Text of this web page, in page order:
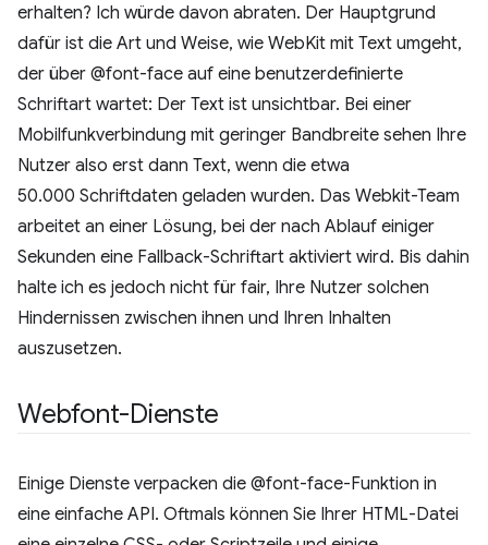
erhalten? Ich würde davon abraten. Der Hauptgrund
dafür ist die Art und Weise, wie WebKit mit Text umgeht,
der über @font-face auf eine benutzerdefinierte
Schriftart wartet: Der Text ist unsichtbar. Bei einer
Mobilfunkverbindung mit geringer Bandbreite sehen Ihre
Nutzer also erst dann Text, wenn die etwa
50.000 Schriftdaten geladen wurden. Das Webkit-Team
arbeitet an einer Lösung, bei der nach Ablauf einiger
Sekunden eine Fallback-Schriftart aktiviert wird. Bis dahin
halte ich es jedoch nicht für fair, Ihre Nutzer solchen
Hindernissen zwischen ihnen und Ihren Inhalten
auszusetzen.
Webfont-Dienste
Einige Dienste verpacken die @font-face-Funktion in
eine einfache API. Oftmals können Sie Ihrer HTML-Datei